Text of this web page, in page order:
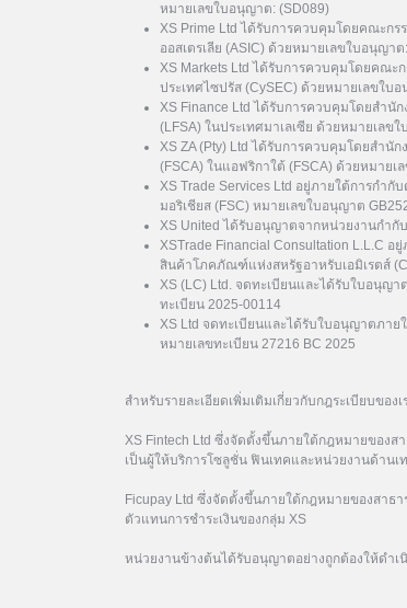
หมายเลขใบอนุญาต: (SD089)
XS Prime Ltd ได้รับการควบคุมโดยคณะกร
ออสเตรเลีย (ASIC) ด้วยหมายเลขใบอนุญา
XS Markets Ltd ได้รับการควบคุมโดยคณ
ประเทศไซปรัส (CySEC) ด้วยหมายเลขใบ
XS Finance Ltd ได้รับการควบคุมโดยสำนั
(LFSA) ในประเทศมาเลเซีย ด้วยหมายเลข
XS ZA (Pty) Ltd ได้รับการควบคุมโดยสำนั
(FSCA) ในแอฟริกาใต้ (FSCA) ด้วยหมายเ
XS Trade Services Ltd อยู่ภายใต้การกำกั
มอริเชียส (FSC) หมายเลขใบอนุญาต
XS United ได้รับอนุญาตจากหน่วยงานกำกั
XSTrade Financial Consultation L.L.C
สินค้าโภคภัณฑ์แห่งสหรัฐอาหรับเอมิเรตส์
XS (LC) Ltd. จดทะเบียนและได้รับใบอนุญ
ทะเบียน 2025-00114
XS Ltd จดทะเบียนและได้รับใบอนุญาตภาย
หมายเลขทะเบียน 27216 BC 2025
สำหรับรายละเอียดเพิ่มเติมเกี่ยวกับกฎระเบียบของเ
XS Fintech Ltd ซึ่งจัดตั้งขึ้นภายใต้กฎหมายของส
เป็นผู้ให้บริการโซลูชั่น ฟินเทคและหน่วยงานด้านเ
Ficupay Ltd ซึ่งจัดตั้งขึ้นภายใต้กฎหมายของสาธ
ตัวแทนการชำระเงินของกลุ่ม XS
หน่วยงานข้างต้นได้รับอนุญาตอย่างถูกต้องให้ดำเ